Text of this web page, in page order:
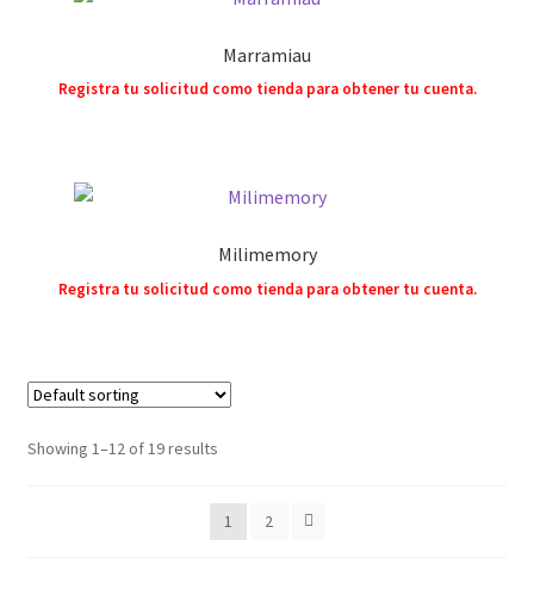
Marramiau
Registra tu solicitud como tienda para obtener tu cuenta.
Milimemory
Registra tu solicitud como tienda para obtener tu cuenta.
Showing 1–12 of 19 results
1 2